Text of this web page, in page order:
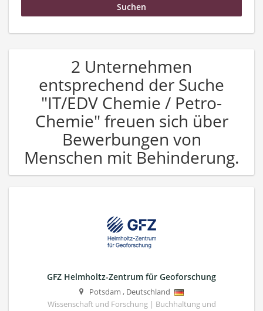
2 Unternehmen
entsprechend der Suche
"IT/EDV Chemie / Petro-
Chemie" freuen sich über
Bewerbungen von
Menschen mit Behinderung.
GFZ Helmholtz-Zentrum für Geoforschung
Potsdam , Deutschland
Wissenschaft und Forschung | Buchhaltung und